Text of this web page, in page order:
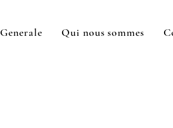
Generale Qui nous sommes